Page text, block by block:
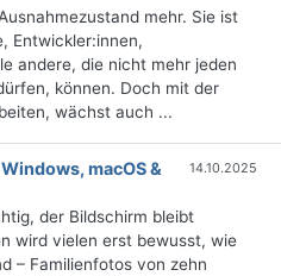
mehr. Sie ist
Entwickler:innen,
andere, die nicht mehr jeden
können. Doch mit der
wächst auch ...
macOS &
14.10.2025
der Bildschirm bleibt
wird vielen erst bewusst, wie
– Familienfotos von zehn